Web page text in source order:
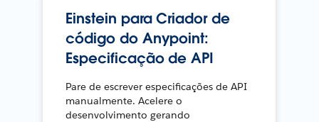
Einstein para Criador de
código do Anypoint:
Especificação de API
Pare de escrever especificações de API
manualmente. Acelere o
desenvolvimento gerando